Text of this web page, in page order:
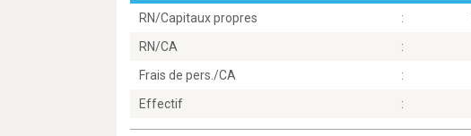
RN/Capitaux propres
:
RN/CA
:
Frais de pers./CA
:
Effectif
: